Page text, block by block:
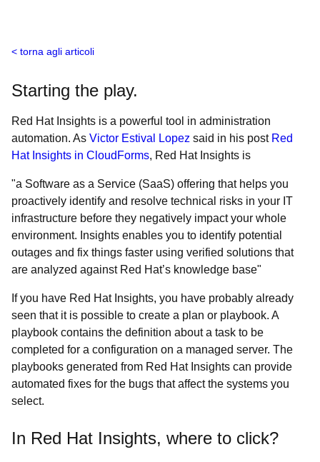
torna agli articoli
Starting the play.
Red Hat Insights is a powerful tool in administration
automation. As Victor Estival Lopez said in his postRed
Hat Insights in CloudForms, Red Hat Insights is
"a Software as a Service (SaaS) offering that helps you
proactively identify and resolve technical risks in your IT
infrastructure before they negatively impact your whole
environment. Insights enables you to identify potential
outages and fix things faster using verified solutions that
are analyzed against Red Hat’s knowledge base"
If you have Red Hat Insights, you have probably already
seen that it is possible to create a plan or playbook. A
playbook contains the definition about a task to be
completed for a configuration on a managed server. The
playbooks generated from Red Hat Insights can provide
automated fixes for the bugs that affect the systems you
select.
In Red Hat Insights, where to click?